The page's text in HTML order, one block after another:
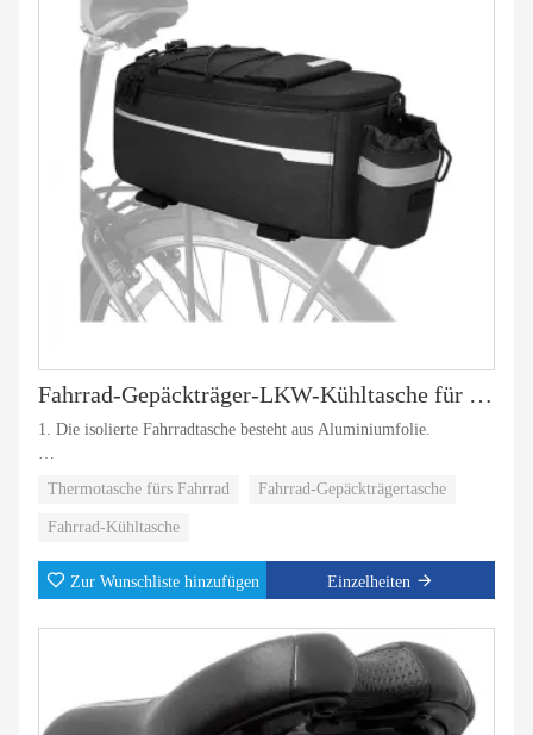
Fahrrad-Gepäckträger-LKW-Kühltasche für warm oder kalt
1. Die isolierte Fahrradtasche besteht aus Aluminiumfolie.
Snacks und Mittagessen können darin aufbewahrt werden.
Thermotasche fürs Fahrrad Fahrrad-Gepäckträgertasche
Fahrrad-Kühltasche
Zur Wunschliste hinzufügen Einzelheiten